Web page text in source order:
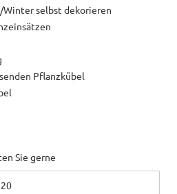
selbst dekorieren
Pflanzkübel
Sie gerne